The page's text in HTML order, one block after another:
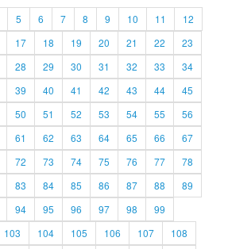
5 6 7 8 9 10 11
12
17 18 19 20 21 22
23
28 29 30 31 32 33
34
39 40 41 42 43 44
45
50 51 52 53 54 55
56
61 62 63 64 65 66
67
72 73 74 75 76 77
78
83 84 85 86 87 88
89
94 95 96 97 98
99
103 104 105 106 107
108